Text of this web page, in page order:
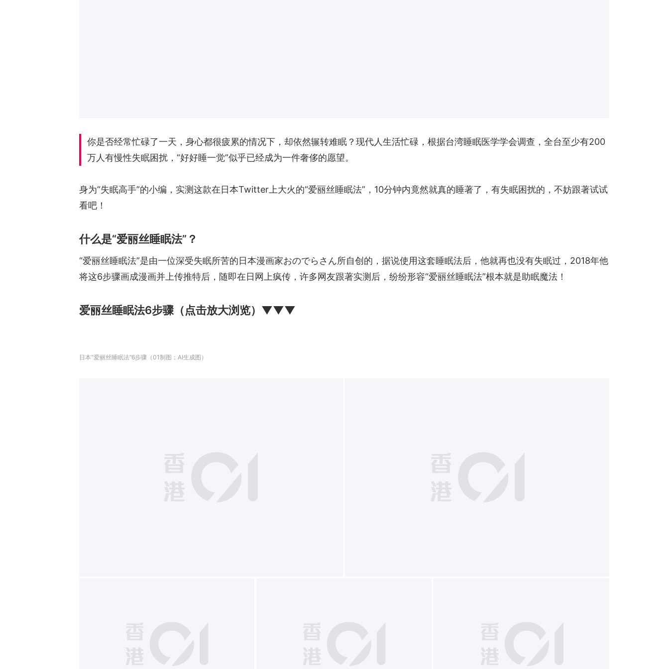
你是否经常忙碌了一天，身心都很疲累的情况下，却依然辗转难眠？现代人生活忙碌，根据台湾睡眠医学学会调查，全台至少有200
万人有慢性失眠困扰，“好好睡一觉”似乎已经成为一件奢侈的愿望。
身为“失眠高手”的小编，实测这款在日本Twitter上大火的“爱丽丝睡眠法”，10分钟内竟然就真的睡著了，有失眠困扰的，不妨跟著试试
看吧！
什么是“爱丽丝睡眠法”？
“爱丽丝睡眠法”是由一位深受失眠所苦的日本漫画家おのでらさん‏所自创的，据说使用这套睡眠法后，他就再也没有失眠过，2018年他
将这6步骤画成漫画并上传推特后，随即在日网上疯传，许多网友跟著实测后，纷纷形容“爱丽丝睡眠法”根本就是助眠魔法！
爱丽丝睡眠法6步骤（点击放大浏览）▼▼▼
日本“爱丽丝睡眠法”6步骤（01制图；AI生成图）